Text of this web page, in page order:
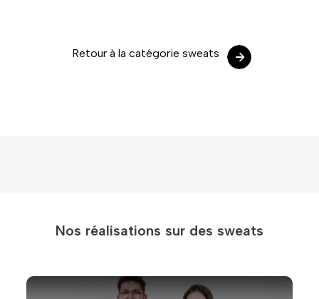
Retour à la catégorie sweats
Nos réalisations sur des sweats